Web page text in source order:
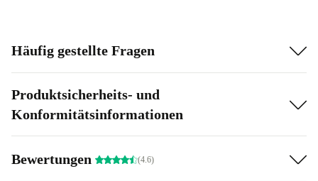
Häufig gestellte Fragen
Produktsicherheits- und
Konformitätsinformationen
Bewertungen (4.6)